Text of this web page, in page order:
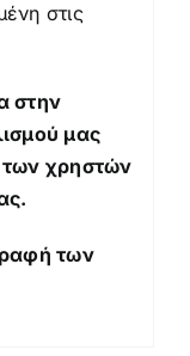
στις
στην
μας
των χρηστών
των